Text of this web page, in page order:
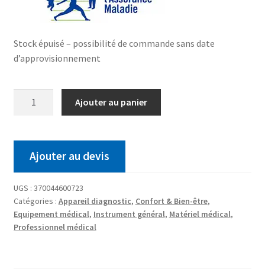
Stock épuisé – possibilité de commande sans date
d’approvisionnement
Ajouter au panier
Ajouter au devis
UGS : 370044600723
Catégories : Appareil diagnostic, Confort & Bien-être,
Equipement médical, Instrument général, Matériel médical,
Professionnel médical